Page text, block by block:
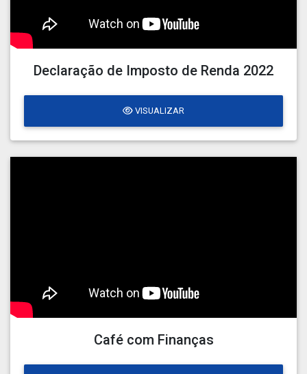
Declaração de Imposto de Renda 2022
VISUALIZAR
Café com Finanças